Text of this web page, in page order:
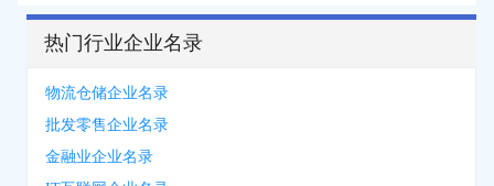
热门行业企业名录
物流仓储企业名录
批发零售企业名录
金融业企业名录